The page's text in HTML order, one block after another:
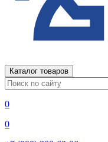
Каталог товаров
0
0